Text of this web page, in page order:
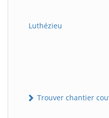
Luthézieu
Trouver chantier